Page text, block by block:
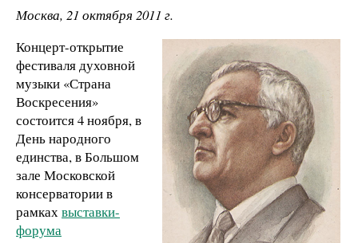
Москва, 21 октября 2011 г.
Концерт-открытие
фестиваля духовной
музыки «Страна
Воскресения»
состоится 4 ноября, в
День народного
единства, в Большом
зале Московской
консерватории в
рамкахвыставки-
форума